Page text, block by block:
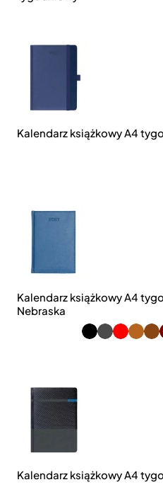
Kalendarz książkowy A4
Kalendarz książkowy A4
Nebraska
Kalendarz książkowy A4